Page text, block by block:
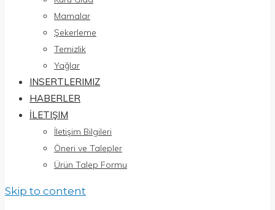
Mamalar
Şekerleme
Temizlik
Yağlar
INSERTLERIMIZ
HABERLER
İLETIŞIM
İletişim Bilgileri
Öneri ve Talepler
Ürün Talep Formu
Skip to content